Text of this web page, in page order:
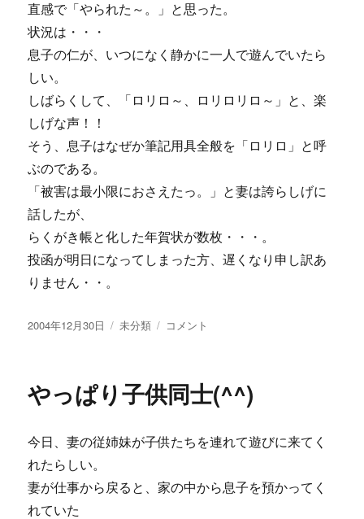
紹
ナ
ギ
ビ
が・・
直感で「やられた～。」と思った。
状況は・・・
息子の仁が、いつになく静かに一人で遊んでいたら
しい。
しばらくして、「ロリロ～、ロリロリロ～」と、楽
しげな声！！
そう、息子はなぜか筆記用具全般を「ロリロ」と呼
ぶのである。
「被害は最小限におさえたっ。」と妻は誇らしげに
話したが、
らくがき帳と化した年賀状が数枚・・・。
投函が明日になってしまった方、遅くなり申し訳あ
りません・・。
投
2004年12月30日
カ
ー
未分類
ロ
ロ
リ
リ
に
コメント
やっぱり子供同士(^^)
今日、妻の従姉妹が子供たちを連れて遊びに来てく
れたらしい。
妻が仕事から戻ると、家の中から息子を預かってく
れていた